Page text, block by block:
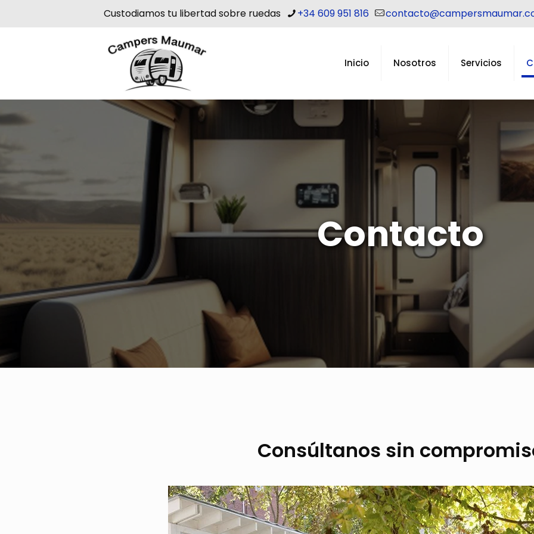
Custodiamos tu libertad sobre ruedas +34 609 951 816
Inicio Nosotros Servicios
Contacto
Consúltanos sin